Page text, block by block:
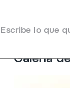
Escribe lo que
Tipo de
Aerófonos
Galería